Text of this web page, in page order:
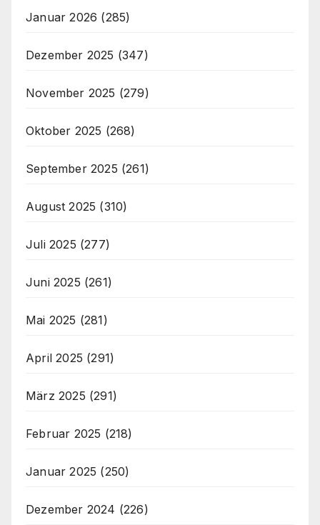
Januar 2026 (285)
Dezember 2025 (347)
November 2025 (279)
Oktober 2025 (268)
September 2025 (261)
August 2025 (310)
Juli 2025 (277)
Juni 2025 (261)
Mai 2025 (281)
April 2025 (291)
März 2025 (291)
Februar 2025 (218)
Januar 2025 (250)
Dezember 2024 (226)